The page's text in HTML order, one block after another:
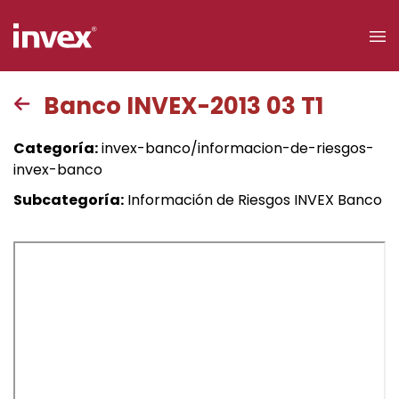
Acceso a
clientes
Buscar
Banco INVEX-2013 03 T1
Categoría:invex-banco/informacion-de-riesgos-
invex-banco
Subcategoría: Información de Riesgos INVEX Banco